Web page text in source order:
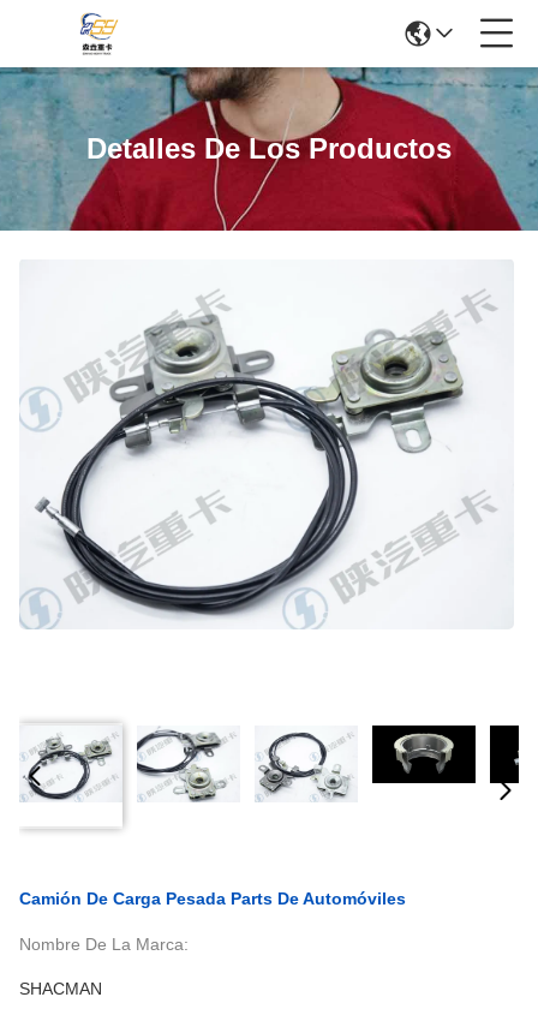
Detalles De Los Productos
Camión De Carga Pesada Parts De Automóviles
Nombre De La Marca:
SHACMAN